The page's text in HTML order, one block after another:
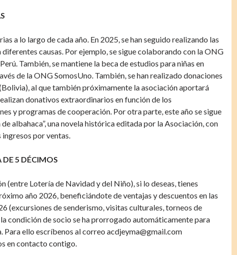
a lo largo de cada año. En 2025, se han seguido realizando las
causas. Por ejemplo, se sigue colaborando con la ONG
También, se mantiene la beca de estudios para niñas en
de la ONG SomosUno. También, se han realizado donaciones
al que también próximamente la asociación aportará
donativos extraordinarios en función de los
y programas de cooperación. Por otra parte, este año se sigue
albahaca”, una novela histórica editada por la Asociación, con
por ventas.
5 DÉCIMOS
(entre Lotería de Navidad y del Niño), si lo deseas, tienes
año 2026, beneficiándote de ventajas y descuentos en las
(excursiones de senderismo, visitas culturales, torneos de
condición de socio se ha prorrogado automáticamente para
ello escríbenos al correo acdjeyma@gmail.com
en contacto contigo.